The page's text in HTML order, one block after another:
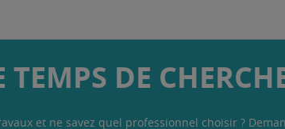
TEMPS DE
et ne savez quel professionnel choisir ?